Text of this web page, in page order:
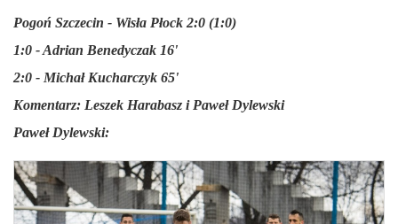
Pogoń Szczecin - Wisła Płock 2:0 (1:0)
1:0 - Adrian Benedyczak 16'
2:0 - Michał Kucharczyk 65'
Komentarz: Leszek Harabasz i Paweł Dylewski
Paweł Dylewski: